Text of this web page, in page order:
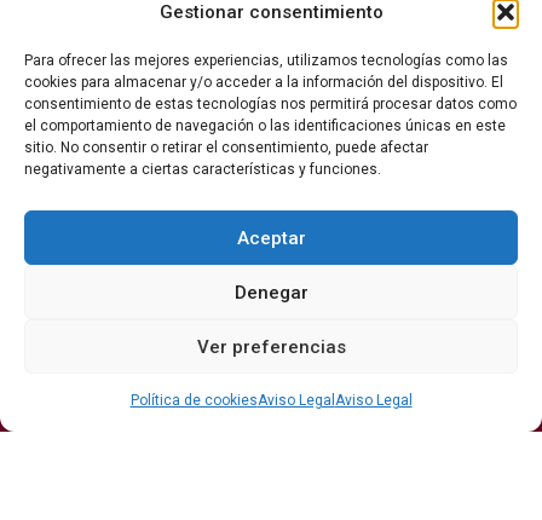
Gestionar consentimiento
Para ofrecer las mejores experiencias, utilizamos tecnologías como las
cookies para almacenar y/o acceder a la información del dispositivo. El
consentimiento de estas tecnologías nos permitirá procesar datos como
el comportamiento de navegación o las identificaciones únicas en este
sitio. No consentir o retirar el consentimiento, puede afectar
negativamente a ciertas características y funciones.
Aceptar
Denegar
Ver preferencias
Política de cookiesAviso Legal Aviso Legal
La revista del vino y la gastronomía.
Gastronomía
Protagonistas